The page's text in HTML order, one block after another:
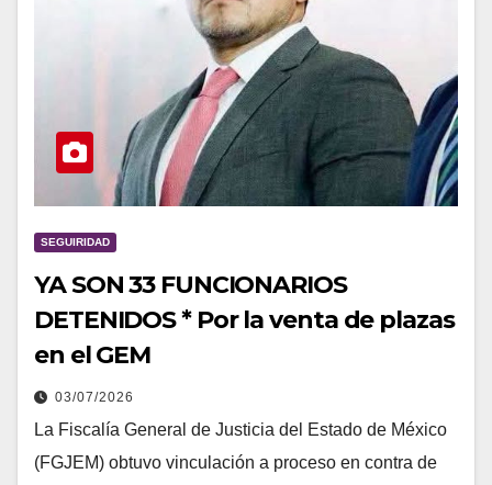
SEGUIRIDAD
YA SON 33 FUNCIONARIOS
DETENIDOS * Por la venta de plazas
en el GEM
03/07/2026
La Fiscalía General de Justicia del Estado de México
(FGJEM) obtuvo vinculación a proceso en contra de